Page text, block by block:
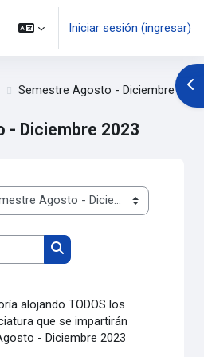
Iniciar sesión (ingresar)
Semestre Agosto - Diciembre 2023
Diciembre 2023
Buscar cursos
alojando TODOS los
que se impartirán
- Diciembre 2023